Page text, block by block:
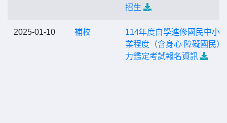
招生
2025-01-10 補校
114年度自學進修國民中小
業程度（含身心 障礙國民）
力鑑定考試報名資訊